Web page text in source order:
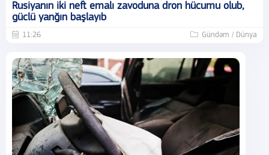
Rusiyanın iki neft emalı zavoduna dron hücumu olub,
güclü yanğın başlayıb
11:26 Gündəm / Dünya